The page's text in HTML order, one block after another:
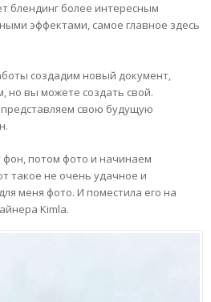
блендинг более интересным
эффектами, самое главное здесь
создадим новый документ,
но вы можете создать свой.
свою будущую
потом фото и начинаем
такое не очень удачное и
меня фото. И поместила его на
Kimla.